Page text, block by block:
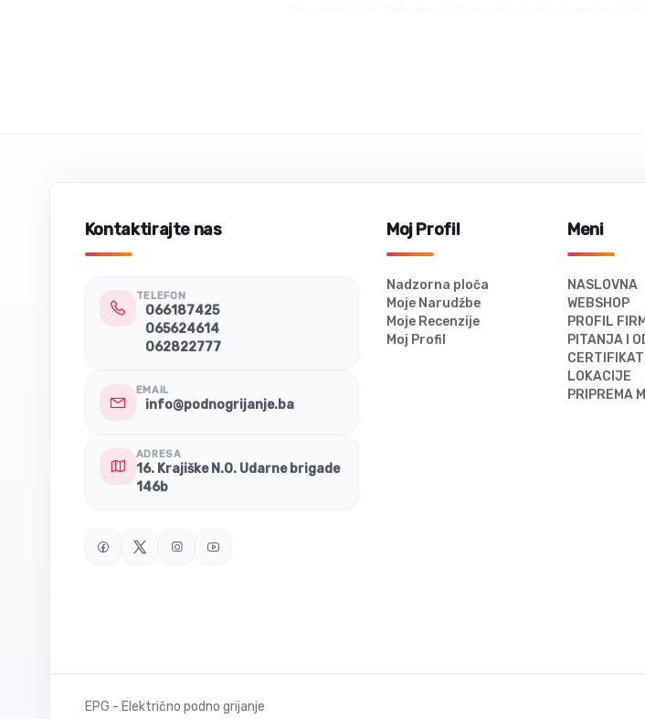
IRD 2400 ne samo da izgleda odlično u aluminijskom
Kontaktirajte nas
TELEFON
066187425
065624614
062822777
EMAIL
info@podnogrijanje.ba
ADRESA
16. Krajiške N.O. Udarne brigade
146b
Moj Profil
Nadzorna ploča
Moje Narudžbe
Moje Recenzije
Moj Profil
Meni
NASLOVNA
WEBSHOP
PROFIL
PITANJA I
CERTIFIKATI
LOKACIJE
PRIPREMA
EPG - Električno podno grijanje